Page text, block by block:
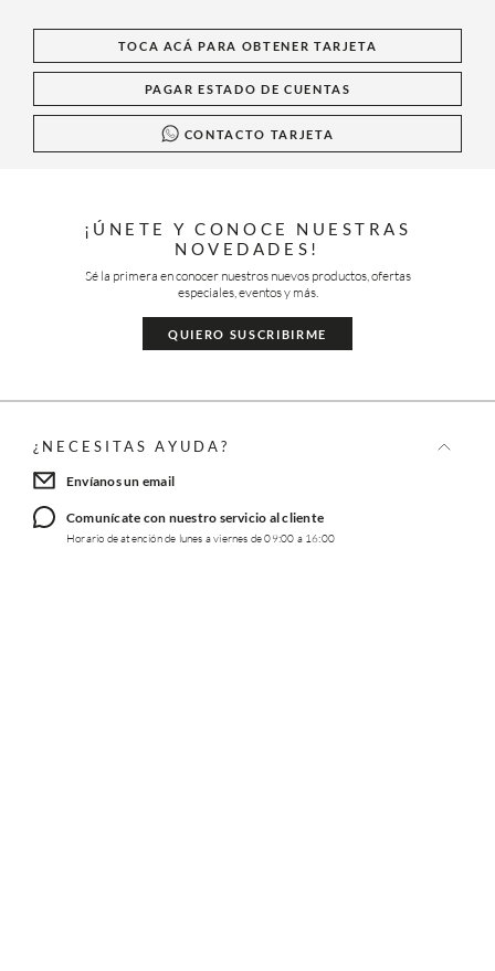
TOCA ACÁ PARA OBTENER TARJETA
¡ÚNETE Y CONOCE NUESTRAS
NOVEDADES!
Sé la primera en conocer nuestros nuevos productos, ofertas
especiales, eventos y más.
¿NECESITAS AYUDA?